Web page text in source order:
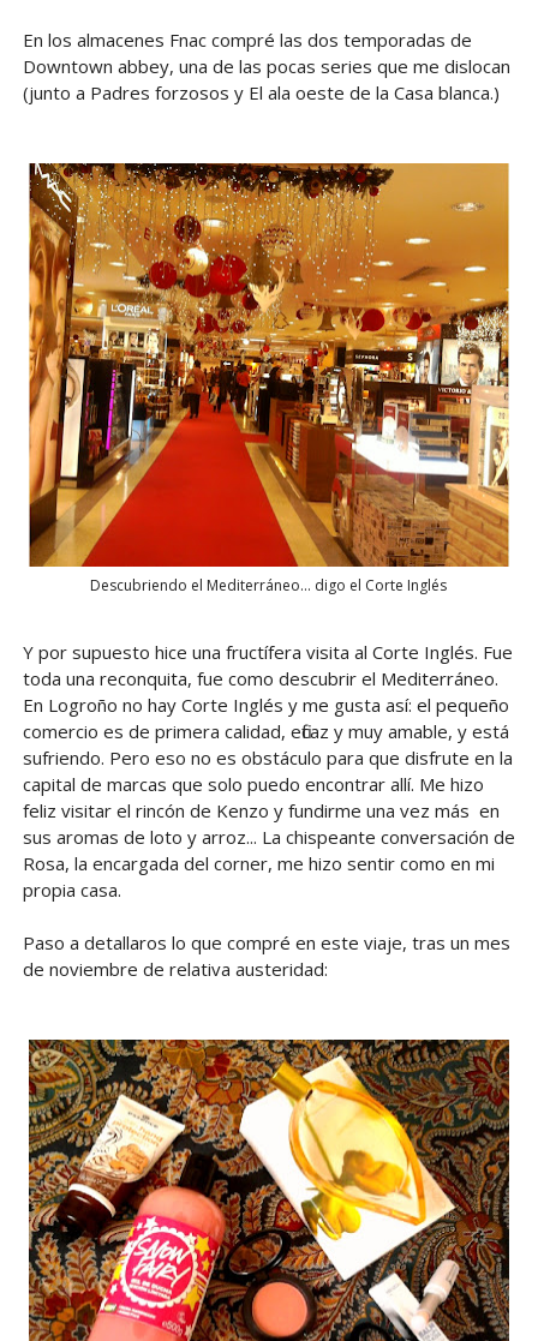
En los almacenes Fnac compré las dos temporadas de
Downtown abbey, una de las pocas series que me dislocan
(junto a Padres forzosos y El ala oeste de la Casa blanca.)
Descubriendo el Mediterráneo... digo el Corte Inglés
Y por supuesto hice una fructífera visita al Corte Inglés. Fue
toda una reconquita, fue como descubrir el Mediterráneo.
En Logroño no hay Corte Inglés y me gusta así: el pequeño
comercio es de primera calidad, eficaz y muy amable, y está
sufriendo. Pero eso no es obstáculo para que disfrute en la
capital de marcas que solo puedo encontrar allí. Me hizo
feliz visitar el rincón de Kenzo y fundirme una vez más en
sus aromas de loto y arroz... La chispeante conversación de
Rosa, la encargada del corner, me hizo sentir como en mi
propia casa.
Paso a detallaros lo que compré en este viaje, tras un mes
de noviembre de relativa austeridad: